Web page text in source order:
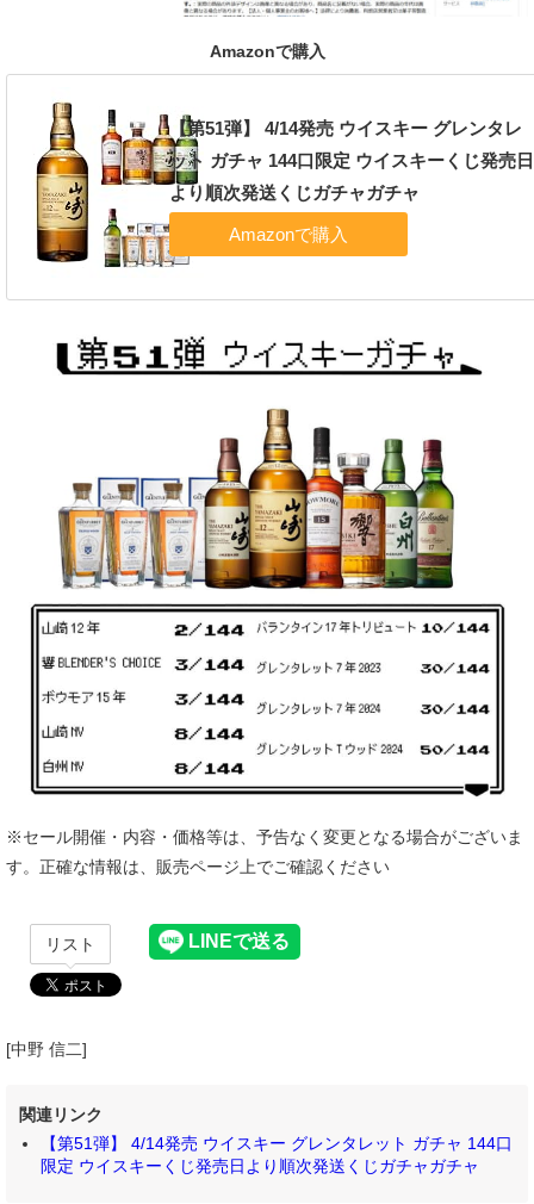
Amazonで購入
【第51弾】 4/14発売 ウイスキー グレンタレ
ット ガチャ 144口限定 ウイスキーくじ発売日
より順次発送くじガチャガチャ
※セール開催・内容・価格等は、予告なく変更となる場合がございま
す。正確な情報は、販売ページ上でご確認ください
リスト
[中野 信二]
関連リンク
【第51弾】 4/14発売 ウイスキー グレンタレット ガチャ 144口
限定 ウイスキーくじ発売日より順次発送くじガチャガチャ